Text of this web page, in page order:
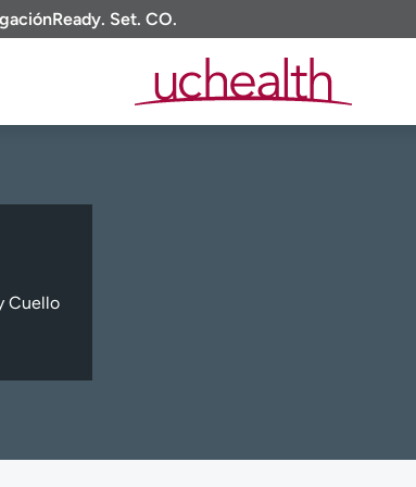
Ready. Set. CO.
Cuello